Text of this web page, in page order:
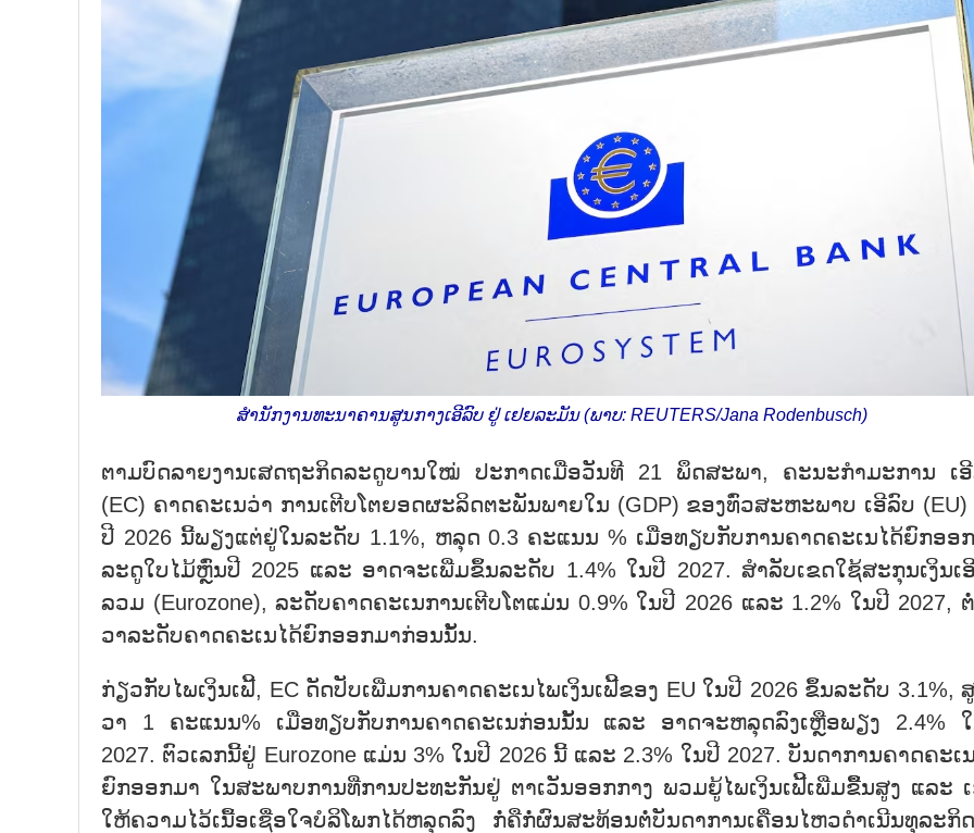
ສຳ​ນັກ​ງານ​ທະ​ນາ​ຄານ​ສູນ​ກາງ​ເອີ​ລົບ ຢູ່ ເຢຍ​ລະ​ມັນ (ພາບ: REUTERS/Jana Rodenbusch)
ຕາມ​ບົດ​ລາຍ​ງານ​ເສດ​ຖະ​ກິດ​ລະ​ດູ​ບານ​ໃໝ່ ປະ​ກາດ​ເມື່ອ​ວັນ​ທີ 21 ພຶດ​ສະ​ພາ, ຄະ​ນະ​ກຳ​ມະ​ການ ເ
(EC) ຄ​າດ​ຄະ​ເນ​ວ່າ ການ​ເຕີບ​ໂຕຍອດ​ຜະ​ລິດ​ຕະ​ພັນ​ພາຍ​ໃນ (GDP) ຂອງ​ທົ່ວ​ສະ​ຫະ​ພາບ ເອີ​ລົບ (EU)
ປີ 2026 ນີ້ພຽງ​ແຕ່​ຢູ່​ໃນ​ລະ​ດັບ 1.1%, ຫລຸດ 0.3 ຄະ​ແນນ % ເມື່ອ​ທຽບ​ກັບ​ການ​ຄາດ​ຄະ​ເນ​ໄດ​້ຍົກ​ອອ
ລະ​ດູ​ໃບ​​ໄມ້ຫຼົ່ນ​ປີ 2025 ແລະ ອາດ​ຈະ​ເພີ່ມ​ຂຶ້ນ​ລະ​ດັບ 1.4% ໃນ​ປີ 2027. ສຳ​ລັບ​ເຂດ​ໃຊ້​ສະ​ກຸນ​ເງິນ​ເ
ລວມ (Eurozone), ລະ​ດັບ​ຄາດ​ຄະ​ເນ​ການ​ເຕີບ​ໂຕ​ແມ່ນ 0.9% ໃນ​ປີ 2026 ແລະ 1.2% ໃນ​ປີ 2027,
ວາ​ລະ​ດັບ​ຄາດ​ຄະ​ເນ​ໄດ້​ຍົກ​ອອກ​ມາ​ກ່ອນນັ້ນ.
ກ່ຽວ​ກັບ​ໄພ​ເງິນ​ເຟີ້, EC ດັດ​ປັບ​​ເພີ່ມ​ການຄາດ​ຄະ​ເນ​ໄພ​ເງິນ​ເຟີ້​ຂອງ EU ໃນ​ປີ 2026 ຂຶ້ນ​ລະ​ດັບ 3.1%,
ວາ 1 ຄະ​ແນນ% ເມື່ອ​ທຽບ​ກັບ​ການ​ຄາດ​ຄະ​ເນ​ກ່ອນນັ້ນ​ ແລະ ອາດ​ຈະ​ຫລຸດ​ລົງ​ເຫຼືອ​ພຽງ 2.4%
2027. ຕົວ​ເລກນີ້​ຢູ່ Eurozone ແມ່ນ 3% ໃນ​ປີ 2026 ນີ້ ແລະ​ 2.3% ໃນ​ປີ 2027. ບັນ​ດາ​ການ​ຄາດ​ຄະ​ເ
ຍົກ​ອອກ​ມາ ໃນ​ສະ​ພາບ​ການ​ທີ່​ການ​ປະ​ທະ​ກັນ​ຢູ່ ຕາ​ເວັນ​ອອກ​ກາງ ພວມ​ຍູ້​ໄພ​ເງິນ​ເຟີ້​ເພີ່ມ​ຂືຶ້ນ​ສູງ ແລະ
ໃຫ້​ຄວາມ​ໄວ້​ເນື້ອ​ເຊື່ອ​ໃຈ​ບໍ​ລິ​ໂພກ​ໄດ້​ຫລຸດ​ລົງ ກໍ່​ຄືກໍ່​ຜົນ​ສະ​ທ້ອນ​ຕໍ່​ບັນ​ດາ​ການ​ເຄື່ອນ​ໄຫວ​ດຳ​ເນີນ​ທຸ​ລະ​ກິ